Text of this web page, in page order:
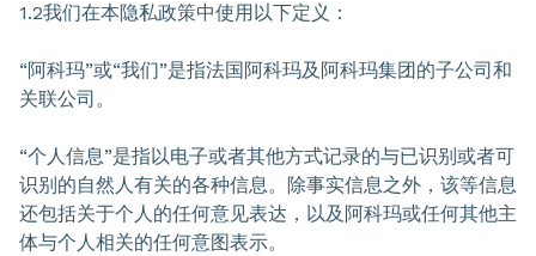
1.2我们在本隐私政策中使用以下定义：
“阿科玛”或“我们”是指法国阿科玛及阿科玛集团的子公司和
关联公司。
“个人信息”是指以电子或者其他方式记录的与已识别或者可
识别的自然人有关的各种信息。除事实信息之外，该等信息
还包括关于个人的任何意见表达，以及阿科玛或任何其他主
体与个人相关的任何意图表示。